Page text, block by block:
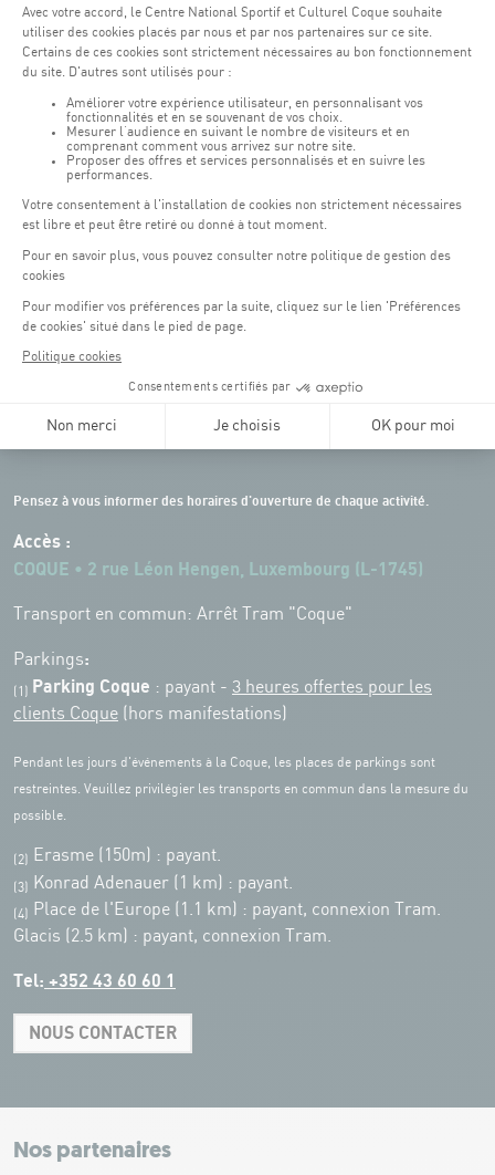
Lundi - vendredi : 06h30 - 22h00
Pensez à vous informer des horaires d'ouverture de chaque activité.
Accès :
COQUE • 2 rue Léon Hengen, Luxembourg (L-1745)
Transport en commun: Arrêt Tram "Coque"
Parkings:
(1) Parking Coque : payant - 3 heures offertes pour les
clients Coque (hors manifestations)
Pendant les jours d'événements à la Coque, les places de parkings sont
restreintes. Veuillez privilégier les transports en commun dans la mesure du
possible.
(2) Erasme (150m) : payant.
(3) Konrad Adenauer (1 km) : payant.
(4)
Place de l'Europe (1.1 km) : payant, connexion Tram.
Glacis (2.5 km) : payant, connexion Tram.
Tel: +352 43 60 60 1
NOUS CONTACTER
+
−
Leaflet|Map tiles by Carto, under CC BY 3.0. Data by OpenStreetMap, under
Nos partenaires